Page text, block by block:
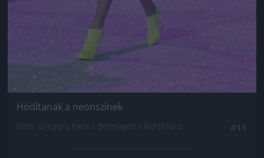
Hódítanak a neonszínek